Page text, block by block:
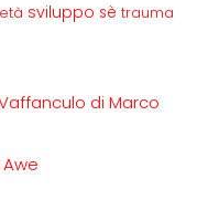
sviluppo sè trauma
di Marco